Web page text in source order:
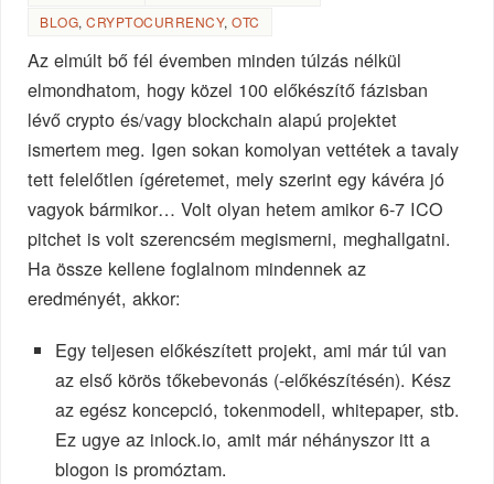
BLOG,CRYPTOCURRENCY,OTC
Az elmúlt bő fél évemben minden túlzás nélkül
elmondhatom, hogy közel 100 előkészítő fázisban
lévő crypto és/vagy blockchain alapú projektet
ismertem meg. Igen sokan komolyan vettétek a tavaly
tett felelőtlen ígéretemet, mely szerint egy kávéra jó
vagyok bármikor… Volt olyan hetem amikor 6-7 ICO
pitchet is volt szerencsém megismerni, meghallgatni.
Ha össze kellene foglalnom mindennek az
eredményét, akkor:
Egy teljesen előkészített projekt, ami már túl van
az első körös tőkebevonás (-előkészítésén). Kész
az egész koncepció, tokenmodell, whitepaper, stb.
Ez ugye az inlock.io, amit már néhányszor itt a
blogon is promóztam.